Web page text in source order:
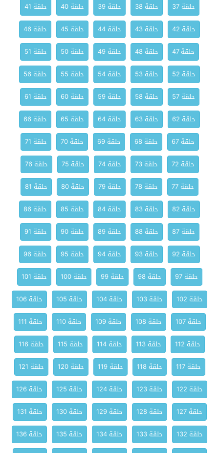
حلقة 37
حلقة 38 حلقة 39 حلقة 40
حلقة 41
حلقة 42
حلقة 43 حلقة 44 حلقة 45
حلقة 46
حلقة 47
حلقة 48 حلقة 49 حلقة 50
حلقة 51
حلقة 52
حلقة 53 حلقة 54 حلقة 55
حلقة 56
حلقة 57
حلقة 58 حلقة 59 حلقة 60
حلقة 61
حلقة 62
حلقة 63 حلقة 64 حلقة 65
حلقة 66
حلقة 67
حلقة 68 حلقة 69 حلقة 70
حلقة 71
حلقة 72
حلقة 73 حلقة 74 حلقة 75
حلقة 76
حلقة 77
حلقة 78 حلقة 79 حلقة 80
حلقة 81
حلقة 82
حلقة 83 حلقة 84 حلقة 85
حلقة 86
حلقة 87
حلقة 88 حلقة 89 حلقة 90
حلقة 91
حلقة 92
حلقة 93 حلقة 94 حلقة 95
حلقة 96
حلقة 97
حلقة 98 حلقة 99 حلقة 100
حلقة 101
حلقة 102
حلقة 103 حلقة 104 حلقة 105
حلقة 106
حلقة 107
حلقة 108 حلقة 109 حلقة 110
حلقة 111
حلقة 112
حلقة 113 حلقة 114 حلقة 115
حلقة 116
حلقة 117
حلقة 118 حلقة 119 حلقة 120
حلقة 121
حلقة 122
حلقة 123 حلقة 124 حلقة 125
حلقة 126
حلقة 127
حلقة 128 حلقة 129 حلقة 130
حلقة 131
حلقة 132
حلقة 133 حلقة 134 حلقة 135
حلقة 136